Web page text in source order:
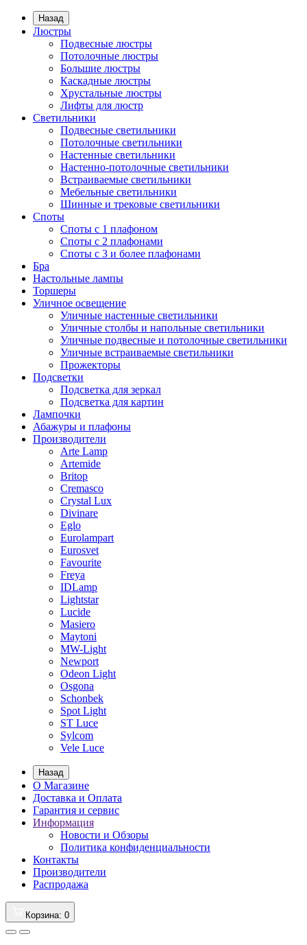
Назад
Люстры
Подвесные люстры
Потолочные люстры
Большие люстры
Каскадные люстры
Хрустальные люстры
Лифты для люстр
Светильники
Подвесные светильники
Потолочные светильники
Настенные светильники
Настенно-потолочные светильники
Встраиваемые светильники
Мебельные светильники
Шинные и трековые светильники
Споты
Споты с 1 плафоном
Споты с 2 плафонами
Споты с 3 и более плафонами
Бра
Настольные лампы
Торшеры
Уличное освещение
Уличные настенные светильники
Уличные столбы и напольные светильники
Уличные подвесные и потолочные светильники
Уличные встраиваемые светильники
Прожекторы
Подсветки
Подсветка для зеркал
Подсветка для картин
Лампочки
Абажуры и плафоны
Производители
Arte Lamp
Artemide
Britop
Cremasco
Crystal Lux
Divinare
Eglo
Eurolampart
Eurosvet
Favourite
Freya
IDLamp
Lightstar
Lucide
Masiero
Maytoni
MW-Light
Newport
Odeon Light
Osgona
Schonbek
Spot Light
ST Luce
Sylcom
Vele Luce
Назад
О Магазине
Доставка и Оплата
Гарантия и сервис
Информация
Новости и Обзоры
Политика конфиденциальности
Контакты
Производители
Распродажа
Корзина: 0